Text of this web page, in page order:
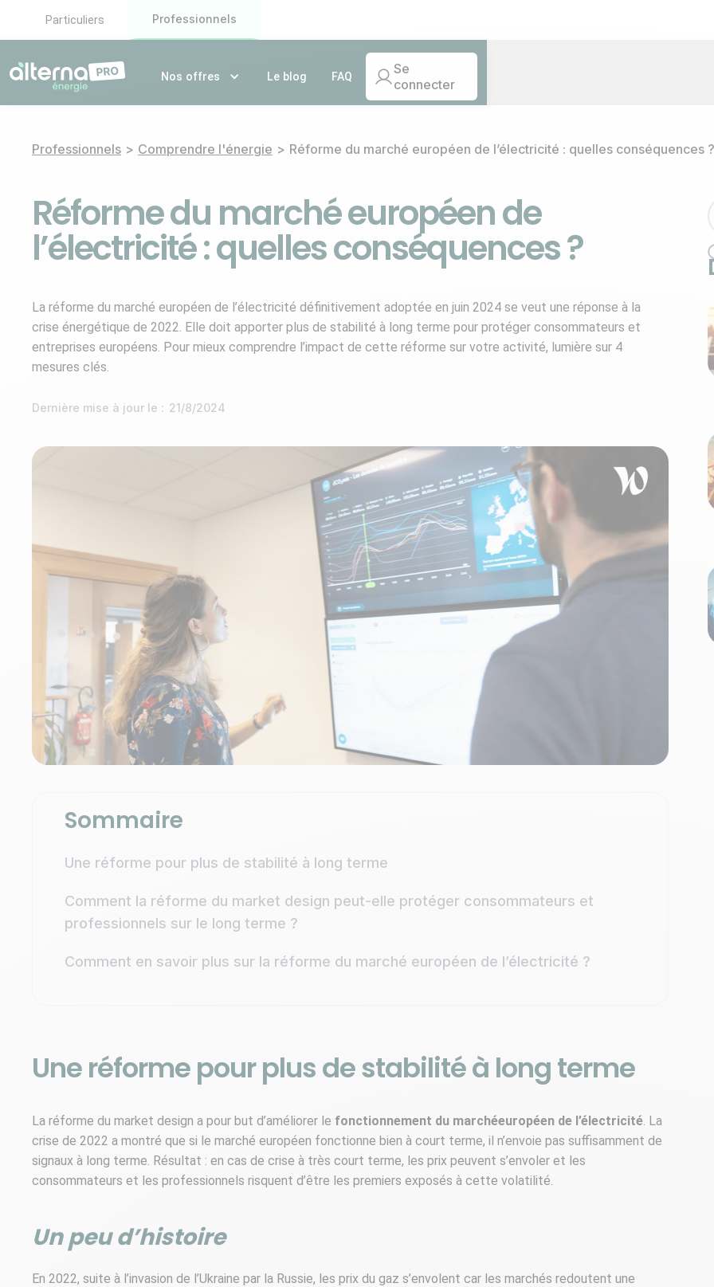
Particuliers Professionnels
Nos offres Le blog FAQ
Se
connecter
Professionnels > Comprendre l'énergie > Réforme du marché européen de l’électricité : quelles conséquences ?
Réforme du marché européen de
l’électricité : quelles conséquences ?
La réforme du marché européen de l’électricité définitivement adoptée en juin 2024 se veut une réponse à la
crise énergétique de 2022. Elle doit apporter plus de stabilité à long terme pour protéger consommateurs et
entreprises européens. Pour mieux comprendre l’impact de cette réforme sur votre activité, lumière sur 4
mesures clés.
Dernière mise à jour le : 21/8/2024
Sommaire
Une réforme pour plus de stabilité à long terme
Comment la réforme du market design peut-elle protéger consommateurs et
professionnels sur le long terme ?
Comment en savoir plus sur la réforme du marché européen de l’électricité ?
Une réforme pour plus de stabilité à long terme
La réforme du market design a pour but d’améliorer le fonctionnement du marchéeuropéen de l’électricité . La
crise de 2022 a montré que si le marché européen fonctionne bien à court terme, il n’envoie pas suffisamment de
signaux à long terme. Résultat : en cas de crise à très court terme, les prix peuvent s’envoler et les
consommateurs et les professionnels risquent d’être les premiers exposés à cette volatilité.
Un peu d’histoire
En 2022, suite à l’invasion de l’Ukraine par la Russie, les prix du gaz s’envolent car les marchés redoutent une